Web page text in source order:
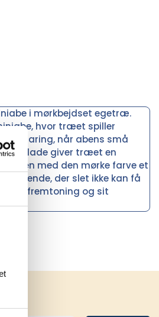
i mørkbejdset egetræ.
hvor træet spiller
erfaring, når abens små
overflade giver træet en
med den mørke farve et
hende, der slet ikke kan få
fremtoning og sit